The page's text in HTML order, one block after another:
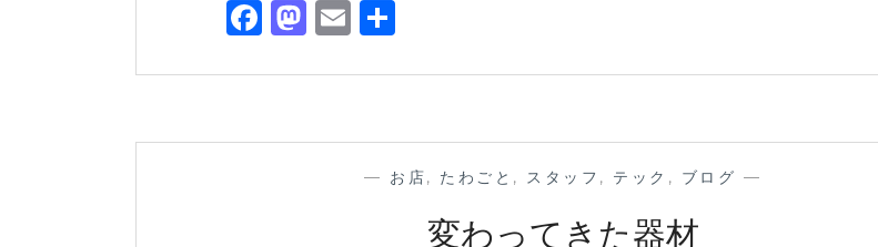
F
c
M
st
E
ail
共
— お店, たわごと , スタッフ , テック , ブログ —
変わってきた器材